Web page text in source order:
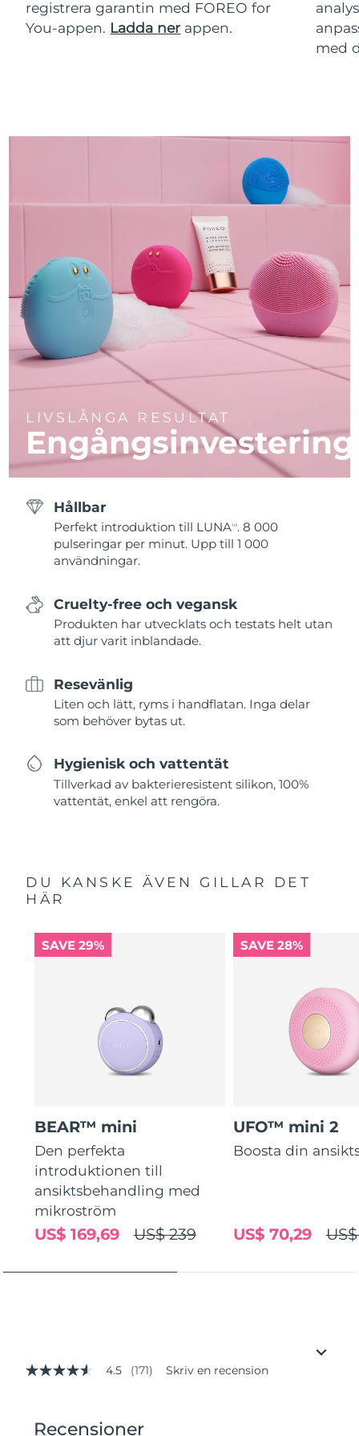
registrera garantin med FOREO for
You-appen. Ladda ner appen.
med
LIVSLÅNGA RESULTAT
Engångsinvestering
Hållbar
Perfekt introduktion till LUNATM . 8 000
pulseringar per minut. Upp till 1 000
användningar.
Cruelty-free och vegansk
Produkten har utvecklats och testats helt utan
att djur varit inblandade.
Resevänlig
Liten och lätt, ryms i handflatan. Inga delar
som behöver bytas ut.
Hygienisk och vattentät
Tillverkad av bakterieresistent silikon, 100%
vattentät, enkel att rengöra.
DU KANSKE ÄVEN GILLAR DET
HÄR
SAVE 29%
BEAR™ mini
Den perfekta
introduktionen till
ansiktsbehandling med
mikroström
US$ 239
US$ 169,69
SAVE 28%
UFO™ mini 2
Boosta din
US$ 70,29
4.5
genomsnittligt
4.5 (171) Skriv en recension